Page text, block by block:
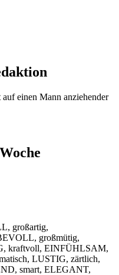
einen Mann anziehender
großartig,
großmütig,
kraftvoll, EINFÜHLSAM,
LUSTIG, zärtlich,
smart, ELEGANT,